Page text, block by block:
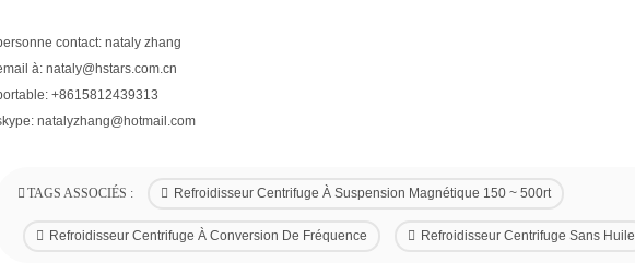
contact: nataly zhang
à: nataly@hstars.com.cn
+8615812439313
natalyzhang@hotmail.com
TAGS ASSOCIÉS : Refroidisseur Centrifuge À Suspension Magnétique 150 ~ 500rt
Refroidisseur Centrifuge À Conversion De Fréquence Refroidisseur Centrifuge Sans Huile